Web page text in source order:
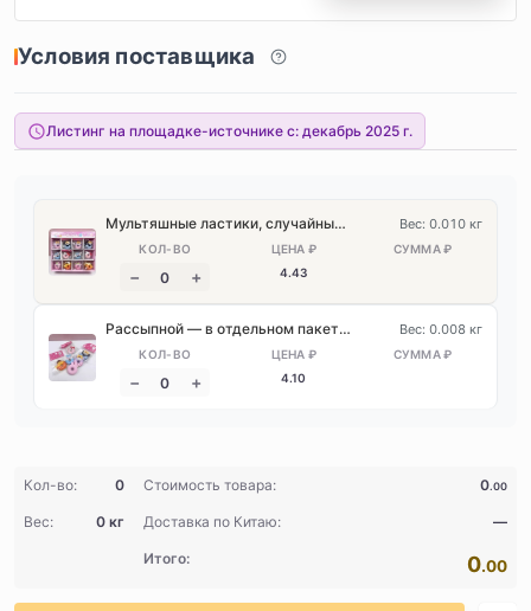
Условия поставщика
Листинг на площадке-источнике с: декабрь 2025 г.
Мультяшные ластики, случайный выбор (1 шт.); для оформления заказа необходимо кратное 48 в средней коробке.
4.43
Вес: 0.010 кг
Рассыпной — в отдельном пакете из ОПП, без средней коробки
4.10
Вес: 0.008 кг
Кол-во: 0 Стоимость товара: 0.00
Вес: 0 кг Доставка по Китаю: —
Итого: 0.00